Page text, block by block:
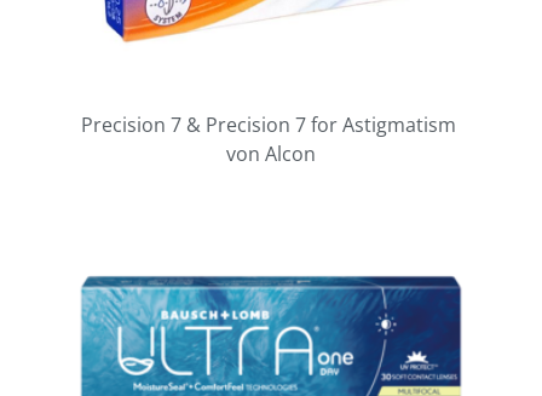
Precision 7 & Precision 7 for Astigmatism
von Alcon